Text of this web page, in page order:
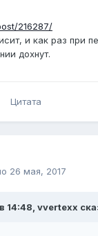
216287/
и как раз при
дохнут.
Цитата
26 мая, 2017
14:48, vvertexx